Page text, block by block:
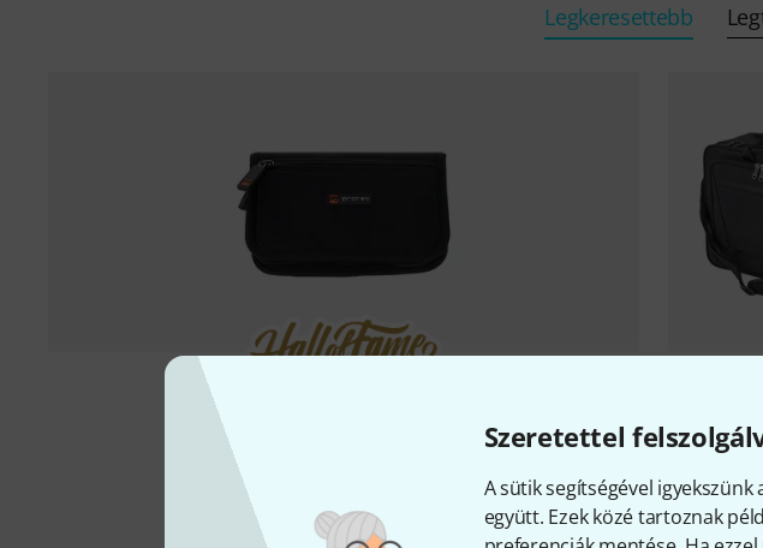
Szeretettel
A sütik segítségével
együtt. Ezek közé tartoznak
Legkeresettebb
ProtecA221ZIP MP Pouch Trumpet 4 pcs 86 800